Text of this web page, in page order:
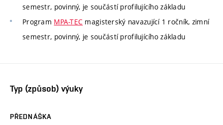
semestr, povinný, je součástí profilujícího základu
Program MPA-TEC magisterský navazující 1 ročník, zimní
semestr, povinný, je součástí profilujícího základu
Typ (způsob) výuky
PŘEDNÁŠKA